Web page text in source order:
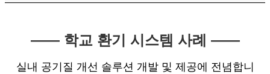
—— 학교 환기 시스템 사례 ——
실내 공기질 개선 솔루션 개발 및 제공에 전념합니